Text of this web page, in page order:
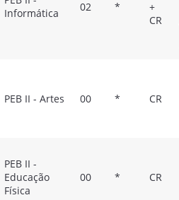
Informática
02 *
+
CR
PEB II - Artes 00 * CR
PEB II -
Educação
Física
00 * CR